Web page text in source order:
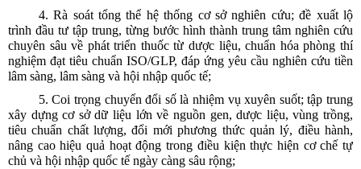
4. Rà soát tổng thể hệ thống cơ sở nghiên cứu; đề xuất lộ
trình đầu tư tập trung, từng bước hình thành trung tâm nghiên cứu
chuyên sâu về phát triển thuốc từ dược liệu, chuẩn hóa phòng thí
nghiệm đạt tiêu chuẩn ISO/GLP, đáp ứng yêu cầu nghiên cứu tiền
lâm sàng, lâm sàng và hội nhập quốc tế;
5. Coi trọng chuyển đổi số là nhiệm vụ xuyên suốt; tập trung
xây dựng cơ sở dữ liệu lớn về nguồn gen, dược liệu, vùng trồng,
tiêu chuẩn chất lượng, đổi mới phương thức quản lý, điều hành,
nâng cao hiệu quả hoạt động trong điều kiện thực hiện cơ chế tự
chủ và hội nhập quốc tế ngày càng sâu rộng;